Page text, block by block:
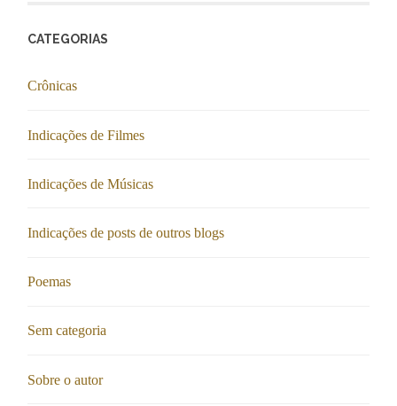
CATEGORIAS
Crônicas
Indicações de Filmes
Indicações de Músicas
Indicações de posts de outros blogs
Poemas
Sem categoria
Sobre o autor